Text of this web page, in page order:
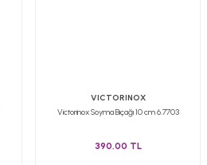
VICTORINOX
Victorinox Soyma Bıçağı 10 cm 6.7703
390,00 TL